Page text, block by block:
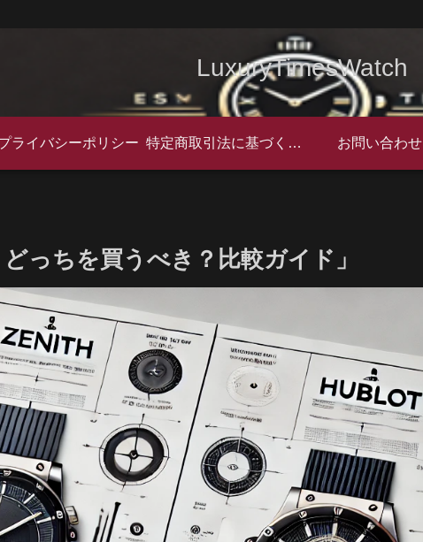
LuxuryTimesWatch
ライバシーポリシー 特定商取引法に基づく表記 お問い合わせ
っちを買うべき？比較ガイド」